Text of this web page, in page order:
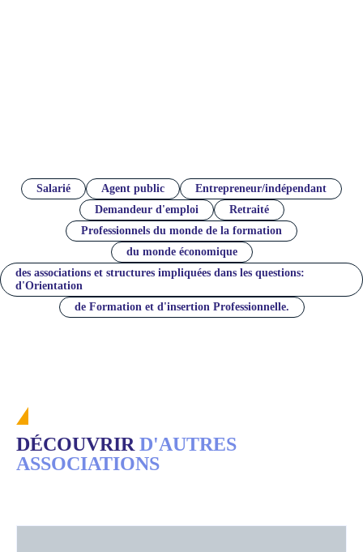
Salarié Agent public
Entrepreneur/indépendant
Demandeur d'emploi
Retraité
Professionnels du monde de la formation
du monde économique
des associations et structures impliquées dans les questions:
d'Orientation
de Formation et d'insertion Professionnelle.
DÉCOUVRIRD'AUTRES
ASSOCIATIONS